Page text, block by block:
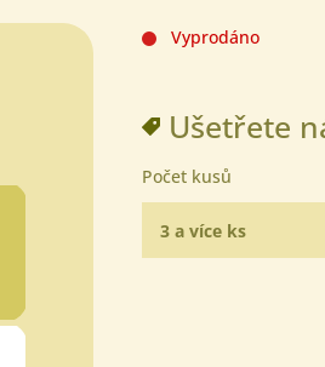
Vyprodáno
Ušetřete
Počet kusů
3 a více ks